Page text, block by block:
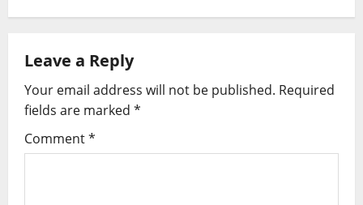
Leave a Reply
Your email address will not be published. Required
fields are marked *
Comment*